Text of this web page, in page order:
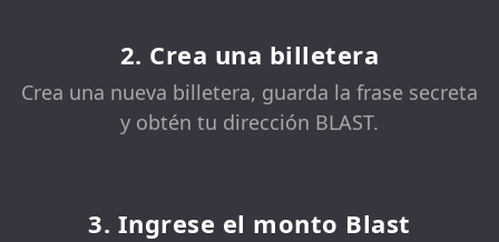
2. Crea una billetera
Crea una nueva billetera, guarda la frase secreta
y obtén tu dirección BLAST.
3. Ingrese el monto Blast